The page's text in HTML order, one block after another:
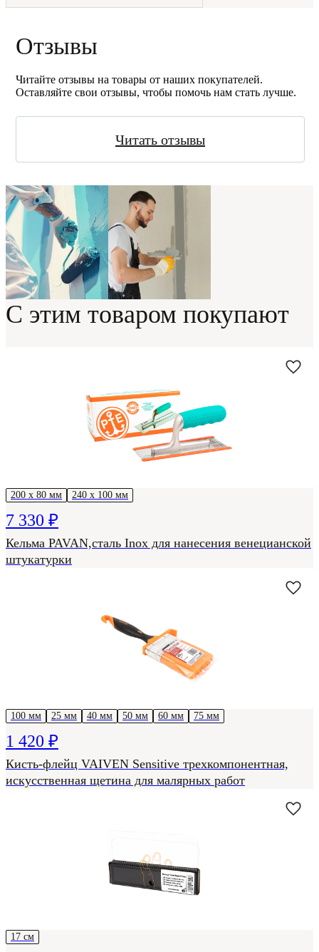
Отзывы
Читайте отзывы на товары от наших покупателей.
Оставляйте свои отзывы, чтобы помочь нам стать лучше.
Читать отзывы
С этим товаром покупают
200 х 80 мм 240 х 100 мм
7 330 ₽
Кельма PAVAN,сталь Inox для нанесения венецианской
штукатурки
100 мм 25 мм 40 мм 50 мм 60 мм 75 мм
1 420 ₽
Кисть-флейц VAIVEN Sensitive трехкомпонентная,
искусственная щетина для малярных работ
17 см